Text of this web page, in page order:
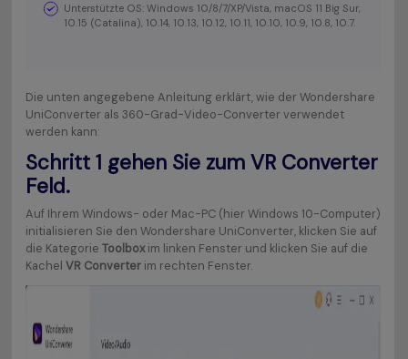
Unterstützte OS: Windows 10/8/7/XP/Vista, macOS 11 Big Sur,
10.15 (Catalina), 10.14, 10.13, 10.12, 10.11, 10.10, 10.9, 10.8, 10.7.
Die unten angegebene Anleitung erklärt, wie der Wondershare
UniConverter als 360-Grad-Video-Converter verwendet
werden kann:
Schritt 1 gehen Sie zum VR Converter
Feld.
Auf Ihrem Windows- oder Mac-PC (hier Windows 10-Computer)
initialisieren Sie den Wondershare UniConverter, klicken Sie auf
die Kategorie Toolboxim linken Fenster und klicken Sie auf die
Kachel VR Converterim rechten Fenster.